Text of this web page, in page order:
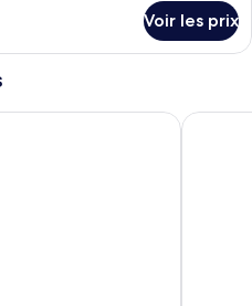
Voir les prix
Villas, I-Drive/OrlandoHilton